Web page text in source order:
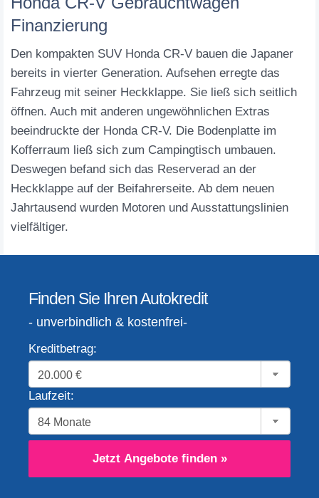
Finanzierung
Den kompakten SUV Honda CR-V bauen die Japaner
bereits in vierter Generation. Aufsehen erregte das
Fahrzeug mit seiner Heckklappe. Sie ließ sich seitlich
öffnen. Auch mit anderen ungewöhnlichen Extras
beeindruckte der Honda CR-V. Die Bodenplatte im
Kofferraum ließ sich zum Campingtisch umbauen.
Deswegen befand sich das Reserverad an der
Heckklappe auf der Beifahrerseite. Ab dem neuen
Jahrtausend wurden Motoren und Ausstattungslinien
vielfältiger.
Finden Sie Ihren Autokredit
- unverbindlich & kostenfrei-
Kreditbetrag:
Laufzeit:
Jetzt Angebote finden »